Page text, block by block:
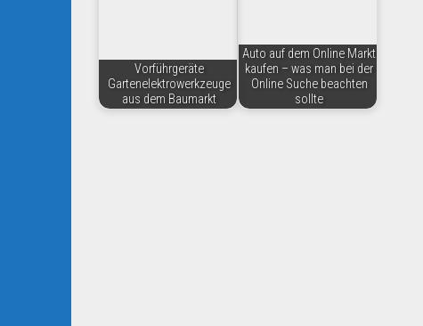
Vorführgeräte
Gartenelektrowerkzeuge
aus dem Baumarkt
Auto auf dem Online Markt
kaufen – was man bei der
Online Suche beachten
sollte